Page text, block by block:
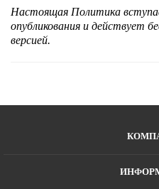
Настоящая Политика
опубликования и действует
версией.